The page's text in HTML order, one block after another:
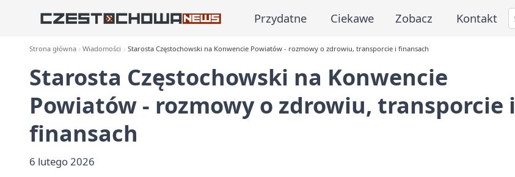
Przydatne Ciekawe Zobacz Kontakt
Strona główna Wiadomości Starosta Częstochowski na Konwencie Powiatów - rozmowy o zdrowiu, transporcie i finansach
Starosta Częstochowski na Konwencie
Powiatów - rozmowy o zdrowiu, transporcie i
finansach
6 lutego 2026